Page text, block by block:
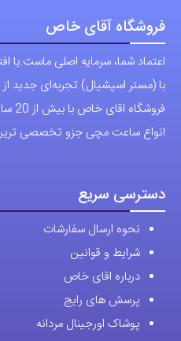
با (مستر اسپشیال) تجربه‌ای جدید از
انواع ساعت مچی جزو تخصصی
دسترسی سریع
شرایط و قوانین
درباره اقای خاص
پرسش های رایج
پوشاک اورجینال مردانه
ارتباط با ما